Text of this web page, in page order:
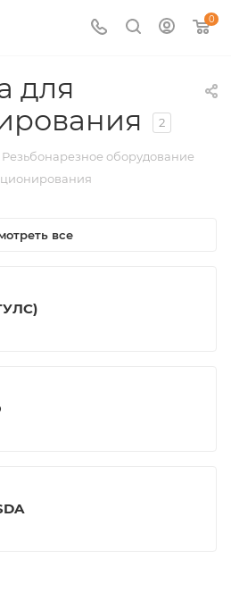
0
для
2
Резьбонарезное оборудование
все